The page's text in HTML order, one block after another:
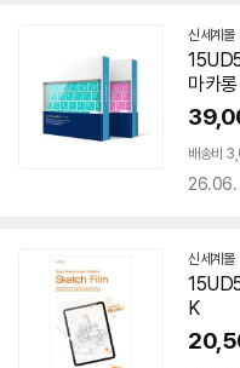
신세계몰
마카
배송비
26.06.
신세계몰
K